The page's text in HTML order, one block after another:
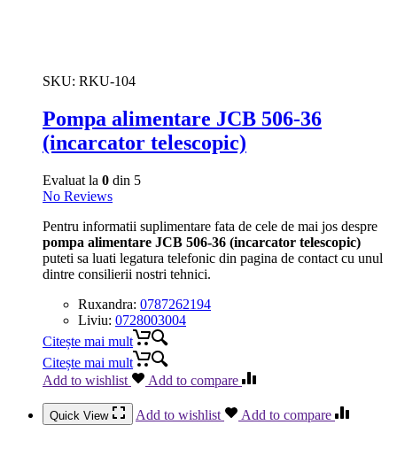
SKU: RKU-104
Pompa alimentare JCB 506-36
(incarcator telescopic)
Evaluat la 0 din 5
No Reviews
Pentru informatii suplimentare fata de cele de mai jos despre
pompa alimentare JCB 506-36 (incarcator telescopic)
puteti sa luati legatura telefonic din pagina de contact cu unul
dintre consilierii nostri tehnici.
Ruxandra: 0787262194
Liviu: 0728003004
Citește mai mult
Citește mai mult
Add to wishlist
Add to compare
Quick View Add to wishlist Add to compare